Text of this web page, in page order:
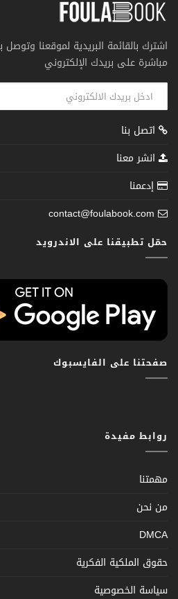
اشترك بالقائمة البريدية لموقعنا
مباشرة على بريدك الإلكتروني
اتصل بنا
انشر معنا
إدعمنا
contact@foulabook.com
حمّل تطبيقنا على الاندرويد
صفحتنا على الفايسبوك
روابط مفيدة
مهمتنا
من نحن
DMCA
حقوق الملكية الفكرية
سياسة الخصوصية